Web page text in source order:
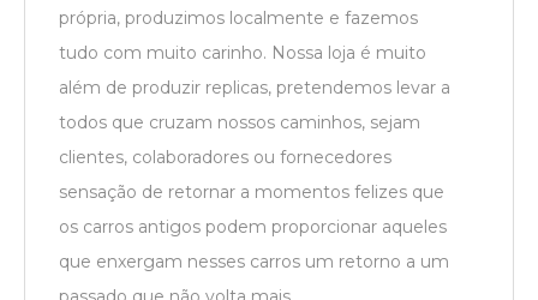
própria, produzimos localmente e fazemos
tudo com muito carinho. Nossa loja é muito
além de produzir replicas, pretendemos levar a
todos que cruzam nossos caminhos, sejam
clientes, colaboradores ou fornecedores
sensação de retornar a momentos felizes que
os carros antigos podem proporcionar aqueles
que enxergam nesses carros um retorno a um